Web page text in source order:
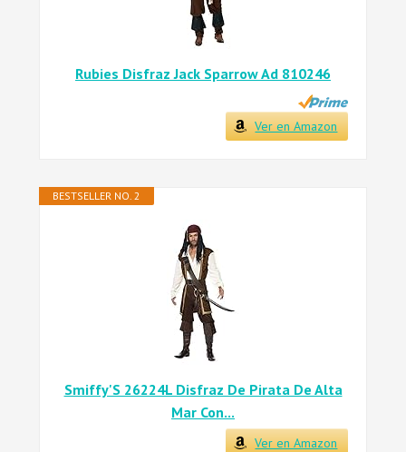
Rubies Disfraz Jack Sparrow Ad 810246
Ver en Amazon
BESTSELLER NO. 2
Smiffy'S 26224L Disfraz De Pirata De Alta
Mar Con...
Ver en Amazon